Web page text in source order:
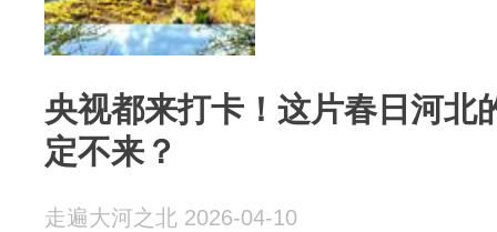
央视都来打卡！这片春日河北
定不来？
走遍大河之北 2026-04-10